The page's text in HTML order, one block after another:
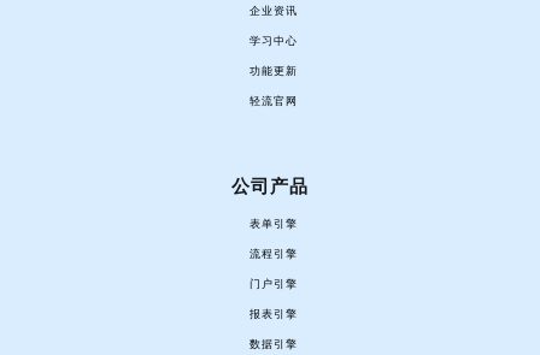
企业资讯
学习中心
功能更新
轻流官网
公司产品
表单引擎
流程引擎
门户引擎
报表引擎
数据引擎